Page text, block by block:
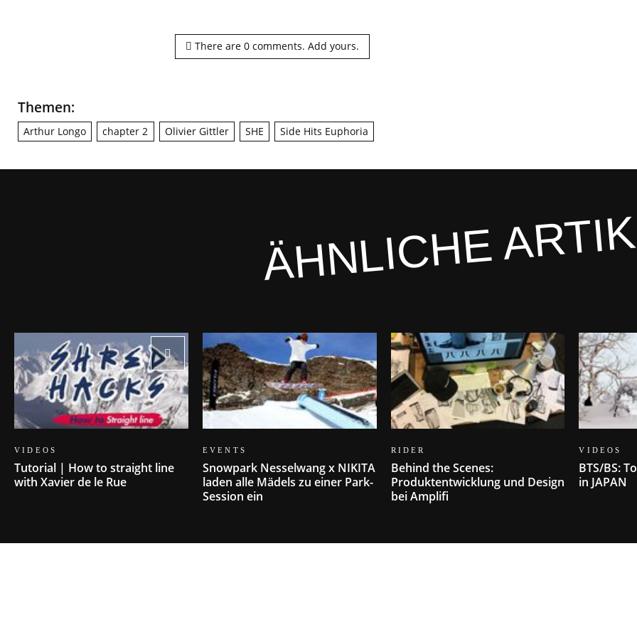
There are0 comments.Add yours.
Themen:
Arthur Longo chapter 2 Olivier Gittler SHE Side Hits Euphoria
ÄHNLICHE
VIDEOS
Tutorial | How to straight line
with Xavier de le Rue
EVENTS
Snowpark Nesselwang x NIKITA
laden alle Mädels zu einer Park-
Session ein
RIDER
Behind the Scenes:
Produktentwicklung und Design
bei Amplifi
VIDEOS
BTS/BS:
in JAPAN